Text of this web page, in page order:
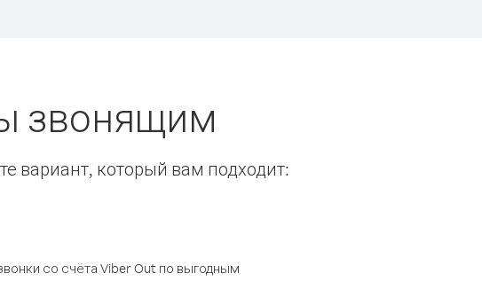
звонящим
вариант, который вам подходит:
со счёта Viber Out по выгодным